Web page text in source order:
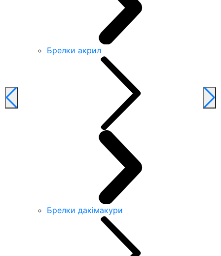
Брелки акрил
Брелки дакімакури